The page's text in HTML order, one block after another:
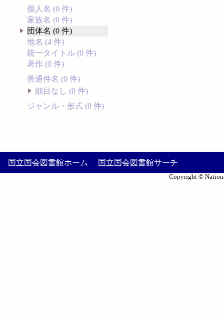
個人名 (0 件)
家族名 (0 件)
団体名 (0 件)
地名 (4 件)
統一タイトル (0 件)
著作 (0 件)
普通件名 (0 件)
細目なし (0 件)
ジャンル・形式 (0 件)
国立国会図書館ホーム 国立国会図書館サーチ
Copyright ©